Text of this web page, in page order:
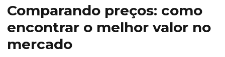
Comparando preços: como
encontrar o melhor valor no
mercado